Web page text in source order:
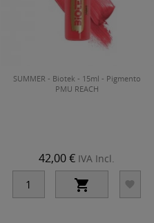
SUMMER - Biotek - 15ml - Pigmento
PMU REACH
42,00 € IVA Incl.
 